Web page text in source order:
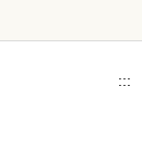
:::